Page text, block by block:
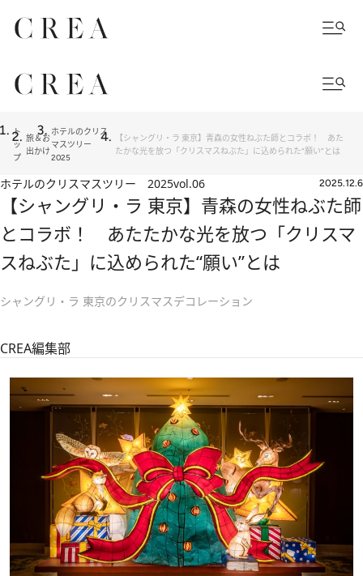
ト
ッ
プ
旅＆お
出かけ
ホテルのクリス
マスツリー
2025
【シャングリ・ラ 東京】青森の女性ねぶた師とコラボ！ あた
たかな光を放つ「クリスマスねぶた」に込められた“願い”とは
ホテルのクリスマスツリー 2025vol.06 2025.12.6
【シャングリ・ラ 東京】青森の女性ねぶた師
とコラボ！ あたたかな光を放つ「クリスマ
スねぶた」に込められた“願い”とは
シャングリ・ラ 東京のクリスマスデコレーション
CREA編集部